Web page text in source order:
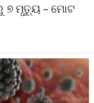
୭ ମୃତ୍ୟୁ – ମୋଟ